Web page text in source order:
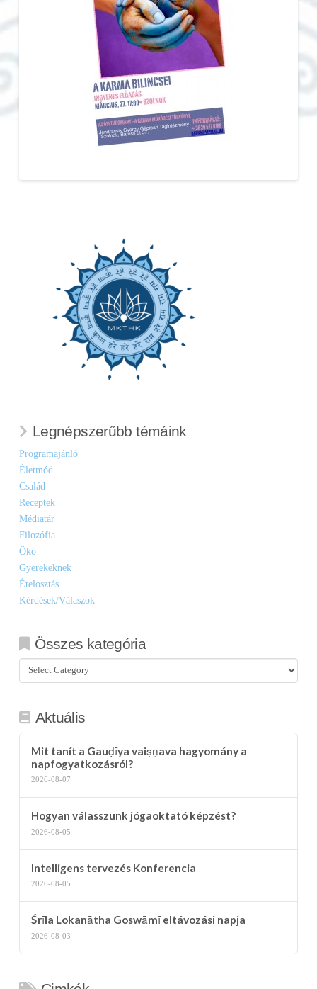
Legnépszerűbb témáink
Programajánló
Életmód
Család
Receptek
Médiatár
Filozófia
Öko
Gyerekeknek
Ételosztás
Kérdések/Válaszok
Összes kategória
Összes
kategória
Aktuális
Mit tanít a Gauḍīya vaiṣṇava hagyomány a
napfogyatkozásról?
2026-08-07
Hogyan válasszunk jógaoktató képzést?
2026-08-05
Intelligens tervezés Konferencia
2026-08-05
Śrīla Lokanātha Goswāmī eltávozási napja
2026-08-03